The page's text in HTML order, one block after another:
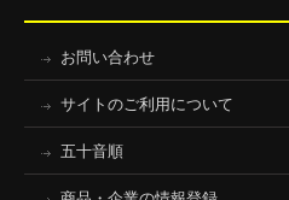
お問い合わせ
サイトのご利用について
五十音順